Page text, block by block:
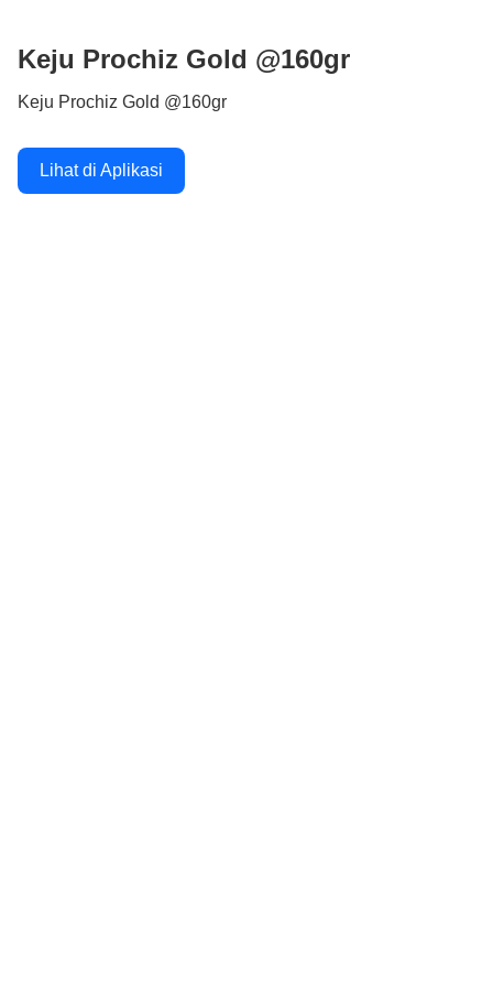
Keju Prochiz Gold @160gr
Keju Prochiz Gold @160gr
Lihat di Aplikasi